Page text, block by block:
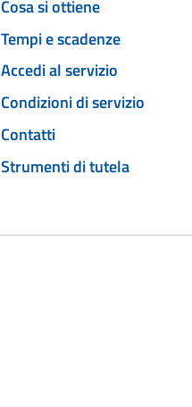
Cosa si ottiene
Tempi e scadenze
Accedi al servizio
Condizioni di servizio
Contatti
Strumenti di tutela